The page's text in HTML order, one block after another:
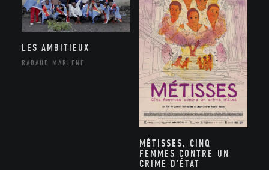
LES AMBITIEUX
RABAUD MARLÈNE
MÉTISSES, CINQ
FEMMES CONTRE UN
CRIME D’ÉTAT